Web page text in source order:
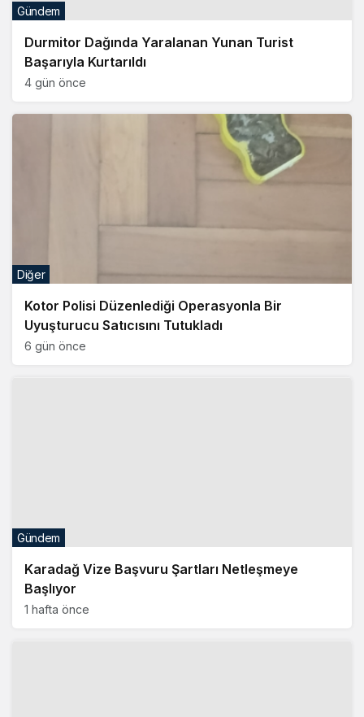
Durmitor Dağında Yaralanan Yunan Turist
Başarıyla Kurtarıldı
4 gün önce
Gündem
Kotor Polisi Düzenlediği Operasyonla Bir
Uyuşturucu Satıcısını Tutukladı
6 gün önce
Diğer
Karadağ Vize Başvuru Şartları Netleşmeye
Başlıyor
1 hafta önce
Gündem